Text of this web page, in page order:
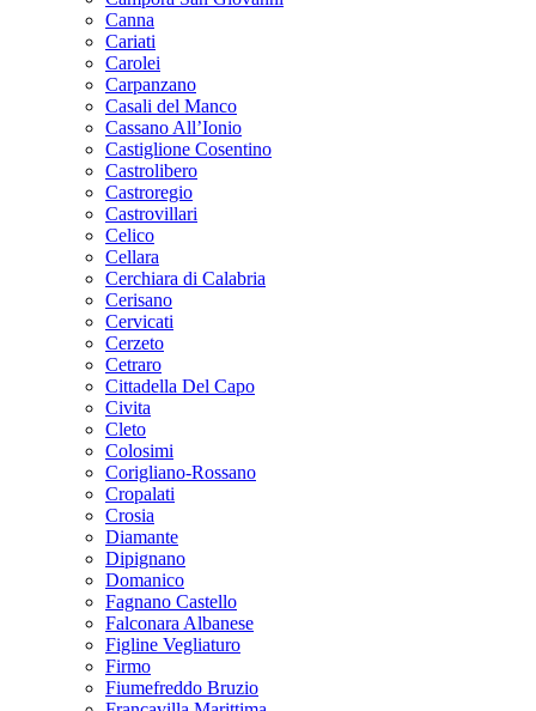
Canna
Cariati
Carolei
Carpanzano
Casali del Manco
Cassano All’Ionio
Castiglione Cosentino
Castrolibero
Castroregio
Castrovillari
Celico
Cellara
Cerchiara di Calabria
Cerisano
Cervicati
Cerzeto
Cetraro
Cittadella Del Capo
Civita
Cleto
Colosimi
Corigliano-Rossano
Cropalati
Crosia
Diamante
Dipignano
Domanico
Fagnano Castello
Falconara Albanese
Figline Vegliaturo
Firmo
Fiumefreddo Bruzio